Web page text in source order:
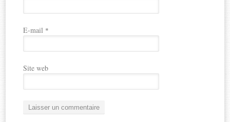
E-mail *
Site web